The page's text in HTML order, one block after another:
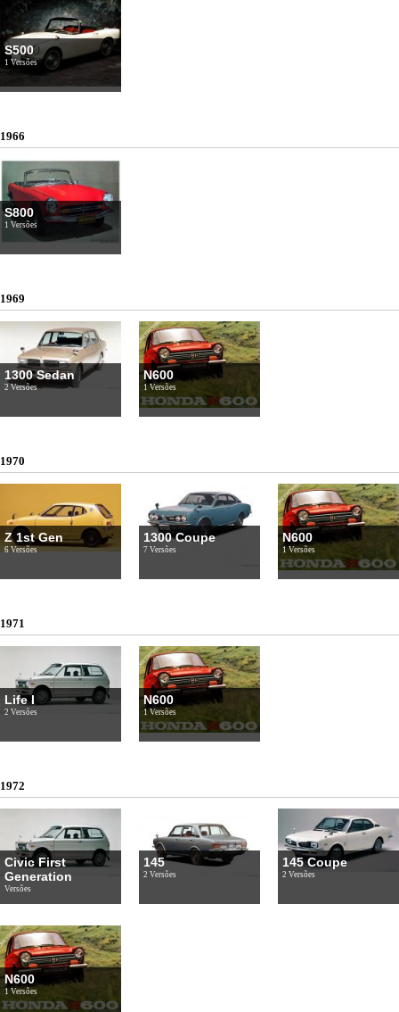
S500
1 Versões
1966
S800
1 Versões
1969
1300 Sedan
2 Versões
N600
1 Versões
1970
Z 1st Gen
6 Versões
1300 Coupe
7 Versões
N600
1 Versões
1971
Life I
2 Versões
N600
1 Versões
1972
Civic First
Generation
Versões
145
2 Versões
145 Coupe
2 Versões
N600
1 Versões